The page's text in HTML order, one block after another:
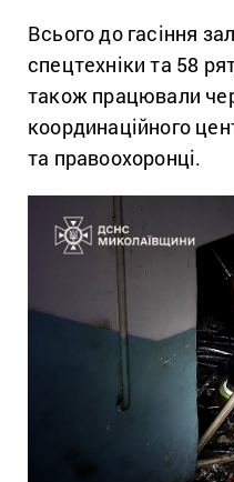
Всього до гасіння
спецтехніки та 58
також працювали
координаційного
та правоохоронці.